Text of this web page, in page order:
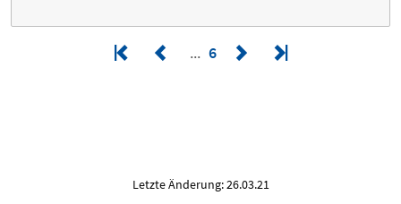
6
Letzte Änderung: 26.03.21